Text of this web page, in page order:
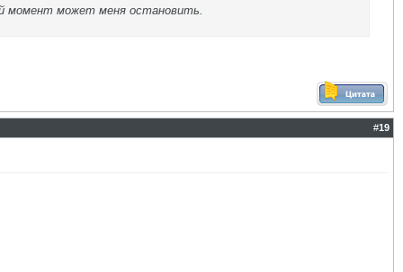
момент может меня остановить.
#19